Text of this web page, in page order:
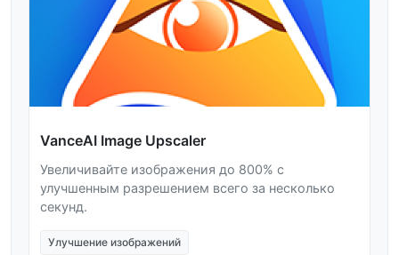
VanceAI Image Upscaler
Увеличивайте изображения до 800% с
улучшенным разрешением всего за несколько
секунд.
Улучшение изображений